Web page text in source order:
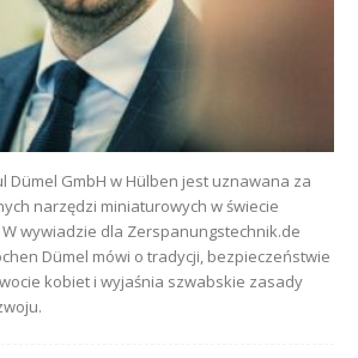
Dümel GmbH w Hülben jest uznawana za
narzędzi miniaturowych w świecie
wywiadzie dla Zerspanungstechnik.de
Dümel mówi o tradycji, bezpieczeństwie
kobiet i wyjaśnia szwabskie zasady